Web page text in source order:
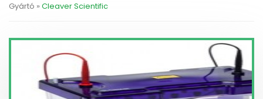
Gyártó » Cleaver Scientific